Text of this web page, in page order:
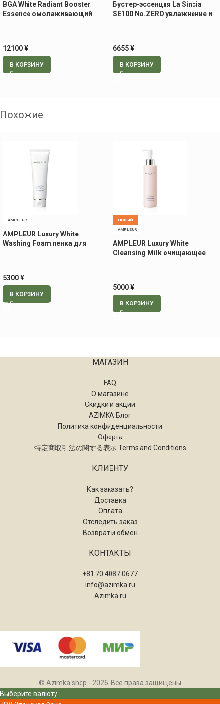
BGA White Radiant Booster
Essence омолаживающий
12100¥
В КОРЗИНУ
Бустер-эссенция La Sincia
SE100 No.ZERO увлажнение и
6655¥
В КОРЗИНУ
Похожие
AMPLEUR
AMPLEUR Luxury White
Washing Foam пенка для
5300¥
В КОРЗИНУ
НОВЫЙ
AMPLEUR
AMPLEUR Luxury White
Cleansing Milk очищающее
5000¥
В КОРЗИНУ
МАГАЗИН
FAQ
О магазине
Скидки и акции
AZIMKA Блог
Политика конфиденциальности
Оферта
特定商取引法の関する表示 Terms and Conditions
КЛИЕНТУ
Как заказать?
Доставка
Оплата
Отследить заказ
Возврат и обмен
КОНТАКТЫ
+81 70 4087 0677
info@azimka.ru
Azimka.ru
© Azimka.shop - 2026. Все права защищены
Выберите валюту